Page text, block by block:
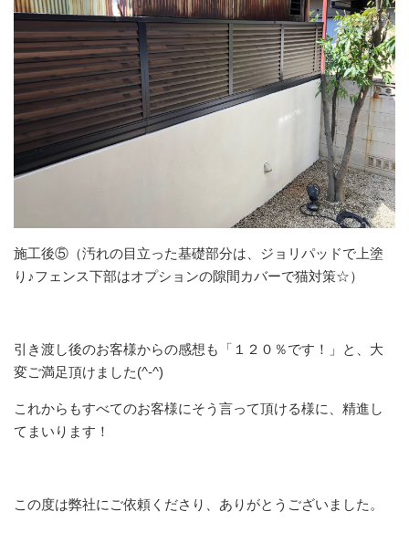
施工後⑤（汚れの目立った基礎部分は、ジョリパッドで上塗
り♪フェンス下部はオプションの隙間カバーで猫対策☆）
引き渡し後のお客様からの感想も「１２０％です！」と、大
変ご満足頂けました(^-^)
これからもすべてのお客様にそう言って頂ける様に、精進し
てまいります！
この度は弊社にご依頼くださり、ありがとうございました。